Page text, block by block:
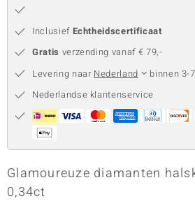
Inclusief Echtheidscertificaat
Gratis verzending vanaf € 79,-
Levering naar Nederland
binnen 3-
Nederlandse klantenservice
Glamoureuze diamanten
0,34ct